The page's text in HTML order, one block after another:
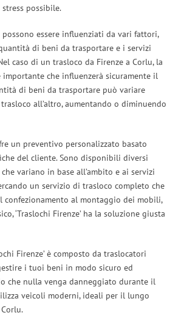
possibile.
essere influenziati da vari fattori,
di beni da trasportare e i servizi
caso di un trasloco da Firenze a Corlu, la
che influenzerà sicuramente il
di beni da trasportare può variare
all’altro, aumentando o diminuendo
un preventivo personalizzato basato
del cliente. Sono disponibili diversi
variano in base all’ambito e ai servizi
un servizio di trasloco completo che
confezionamento al montaggio dei mobili,
‘Traslochi Firenze’ ha la soluzione giusta
Firenze’ è composto da traslocatori
i tuoi beni in modo sicuro ed
che nulla venga danneggiato durante il
veicoli moderni, ideali per il lungo